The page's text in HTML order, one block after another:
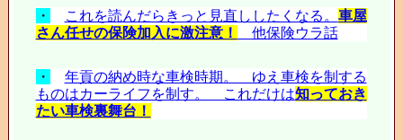
・ これを読んだらきっと見直ししたくなる。 車屋
さん任せの保険加入に激注意！
他保険ウラ話
・
年貢の納め時な車検時期。 ゆえ車検を制する
ものはカーライフを制す。 これだけは知っておき
たい車検裏舞台！